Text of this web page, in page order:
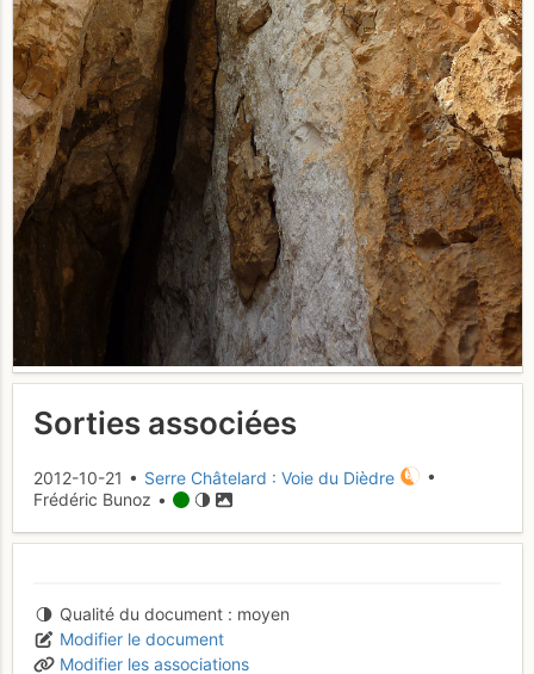
Sorties associées
2012-10-21 • Serre Châtelard : Voie du Dièdre
•
Frédéric Bunoz •
Qualité du document
moyen
Modifier le document
Modifier les associations